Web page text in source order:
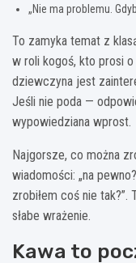
„Nie ma problemu.
To zamyka temat z
w roli kogoś, kto prosi
dziewczyna jest
Jeśli nie poda —
wypowiedziana wprost.
Najgorsze, co można
wiadomości: „na
zrobiłem coś nie
słabe wrażenie.
Kawa to